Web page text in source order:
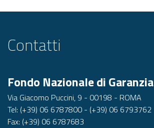
Contatti
Fondo Nazionale di Garanzia
Via Giacomo Puccini, 9 - 00198 - ROMA
Tel: (+39) 06 6787800 - (+39) 06 6793762
Fax: (+39) 06 6787683